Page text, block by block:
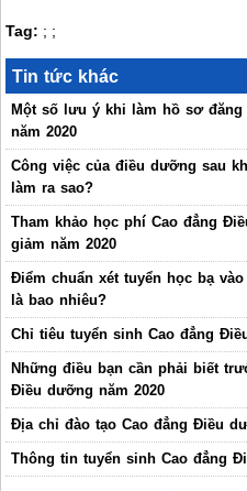
Tag: ; ;
Tin tức khác
Một số lưu ý khi làm hồ sơ
năm 2020
Công việc của điều dưỡng sau
làm ra sao?
Tham khảo học phí Cao đẳng
giảm năm 2020
Điểm chuẩn xét tuyển học bạ
là bao nhiêu?
Chỉ tiêu tuyển sinh Cao đẳng
Những điều bạn cần phải biết
Điều dưỡng năm 2020
Địa chỉ đào tạo Cao đẳng Điều
Thông tin tuyển sinh Cao đẳng